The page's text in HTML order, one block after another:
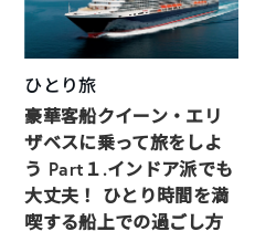
ひとり旅
豪華客船クイーン・エリ
ザベスに乗って旅をしよ
う Part１.インドア派でも
大丈夫！ ひとり時間を満
喫する船上での過ごし方